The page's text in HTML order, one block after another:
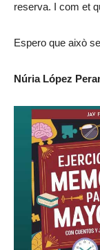
reserva. I com et
Espero que això
Núria López